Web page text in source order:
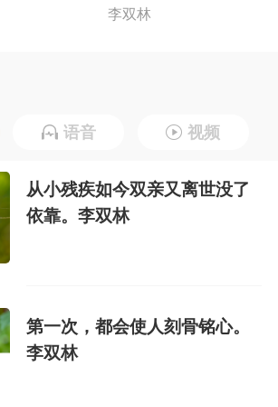
李双林
语音 视频
从小残疾如今双亲又离世没了
依靠。李双林
第一次，都会使人刻骨铭心。
李双林